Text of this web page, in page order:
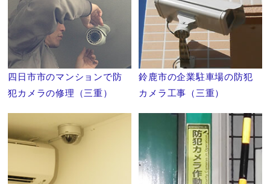
四日市市のマンションで防
犯カメラの修理（三重）
鈴鹿市の企業駐車場の防犯
カメラ工事（三重）